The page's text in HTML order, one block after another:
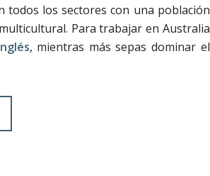
los sectores con una población
Para trabajar en Australia
, mientras más sepas dominar el